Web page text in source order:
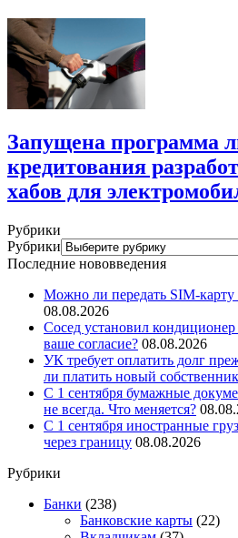
Запущена программа
кредитования
хабов для
Рубрики
Рубрики
Последние нововведения
Можно ли передать SIM-карту
08.08.2026
Сосед установил
ваше согласие? 08.08.2026
УК требует оплатить долг
ли платить новый
С 1 сентября бумажные
не всегда. Что меняется?
С 1 сентября иностранные
через границу 08.08.2026
Рубрики
Банки (238)
Банковские карты (22)